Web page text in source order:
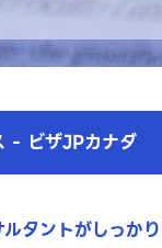
- ビザJPカナダ
タントがしっか